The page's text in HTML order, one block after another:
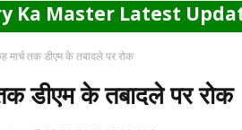
Ka Master Latest
मार्च तक डीएम के तबादले पर रोक
डीएम के तबादले पर रोक